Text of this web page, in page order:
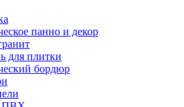
панно и декор
для плитки
бордюр